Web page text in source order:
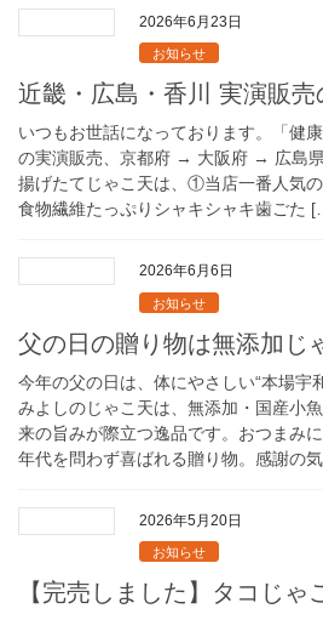
2026年6月23日
お知らせ
近畿・広島・香川 実演販売
いつもお世話になっております。「健
の実演販売、京都府 → 大阪府 → 広島
揚げたてじゃこ天は、①当店一番人気
食物繊維たっぷりシャキシャキ歯ごた
2026年6月6日
お知らせ
父の日の贈り物は無添加じ
今年の父の日は、体にやさしい“本場宇
みよしのじゃこ天は、無添加・国産小
来の旨みが際立つ逸品です。おつまみ
年代を問わず喜ばれる贈り物。感謝の
2026年5月20日
お知らせ
【完売しました】タコじゃ